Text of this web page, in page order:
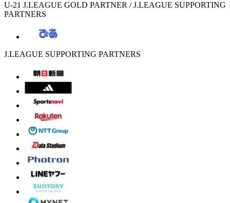
U-21 J.LEAGUE GOLD PARTNER / J.LEAGUE SUPPORTING
PARTNERS
J.LEAGUE SUPPORTING PARTNERS